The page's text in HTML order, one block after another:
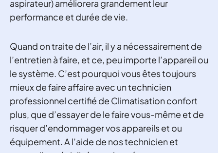
aspirateur) améliorera grandement leur
performance et durée de vie.
Quand on traite de l’air, il y a nécessairement de
l’entretien à faire, et ce, peu importe l’appareil ou
le système. C’est pourquoi vous êtes toujours
mieux de faire affaire avec un technicien
professionnel certifié de Climatisation confort
plus, que d’essayer de le faire vous-même et de
risquer d’endommager vos appareils et ou
équipement. A l’aide de nos technicien et